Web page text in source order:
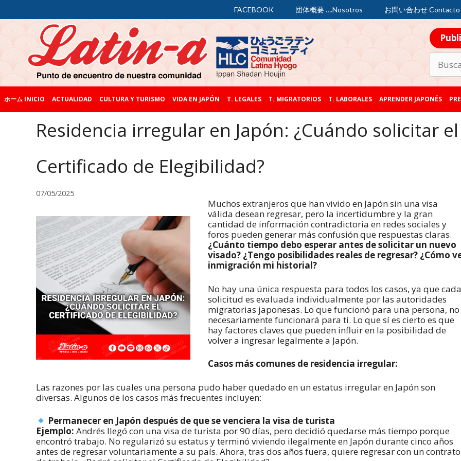
FACEBOOK 団体概要 ….Nosotros お問い合わせ Contacto
ホーム INICIO ACTUALIDAD CULTURA Y TURISMO VIDA EN JAPÓN T. LEGALES T. MIGRATORIOS T. LABORALES APRENDER JAPONÉS
Residencia irregular en Japón: ¿Cuándo solicitar el
Certificado de Elegibilidad?
07/05/2025
Muchos extranjeros que han vivido en Japón sin una visa
válida desean regresar, pero la incertidumbre y la gran
cantidad de información contradictoria en redes sociales y
foros pueden generar más confusión que respuestas claras.
¿Cuánto tiempo debo esperar antes de solicitar un nuevo
visado? ¿Tengo posibilidades reales de regresar? ¿Cómo
inmigración mi historial?
No hay una única respuesta para todos los casos, ya que cada
solicitud es evaluada individualmente por las autoridades
migratorias japonesas. Lo que funcionó para una persona, no
necesariamente funcionará para ti. Lo que sí es cierto es que
hay factores claves que pueden influir en la posibilidad de
volver a ingresar legalmente a Japón.
Casos más comunes de residencia irregular:
Las razones por las cuales una persona pudo haber quedado en un estatus irregular en Japón son
diversas. Algunos de los casos más frecuentes incluyen:
Permanecer en Japón después de que se venciera la visa de turista
Ejemplo: Andrés llegó con una visa de turista por 90 días, pero decidió quedarse más tiempo porque
encontró trabajo. No regularizó su estatus y terminó viviendo ilegalmente en Japón durante cinco años
antes de regresar voluntariamente a su país. Ahora, tras dos años fuera, quiere regresar con un contrato